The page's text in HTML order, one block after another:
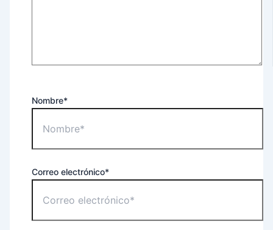
Nombre*
Correo electrónico*